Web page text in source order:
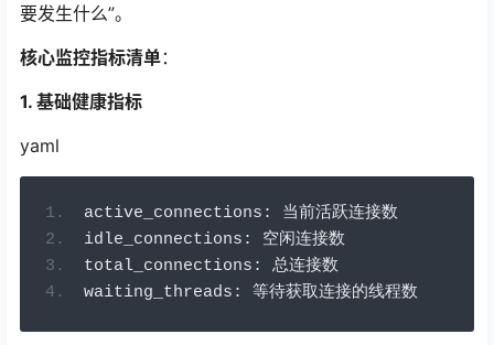
要发生什么”。
核心监控指标清单：
1. 基础健康指标
yaml
active_connections :
当前活跃连接数
idle_connections :
空闲连接数
total_connections :
总连接数
waiting_threads : 等待获取连接的线程数